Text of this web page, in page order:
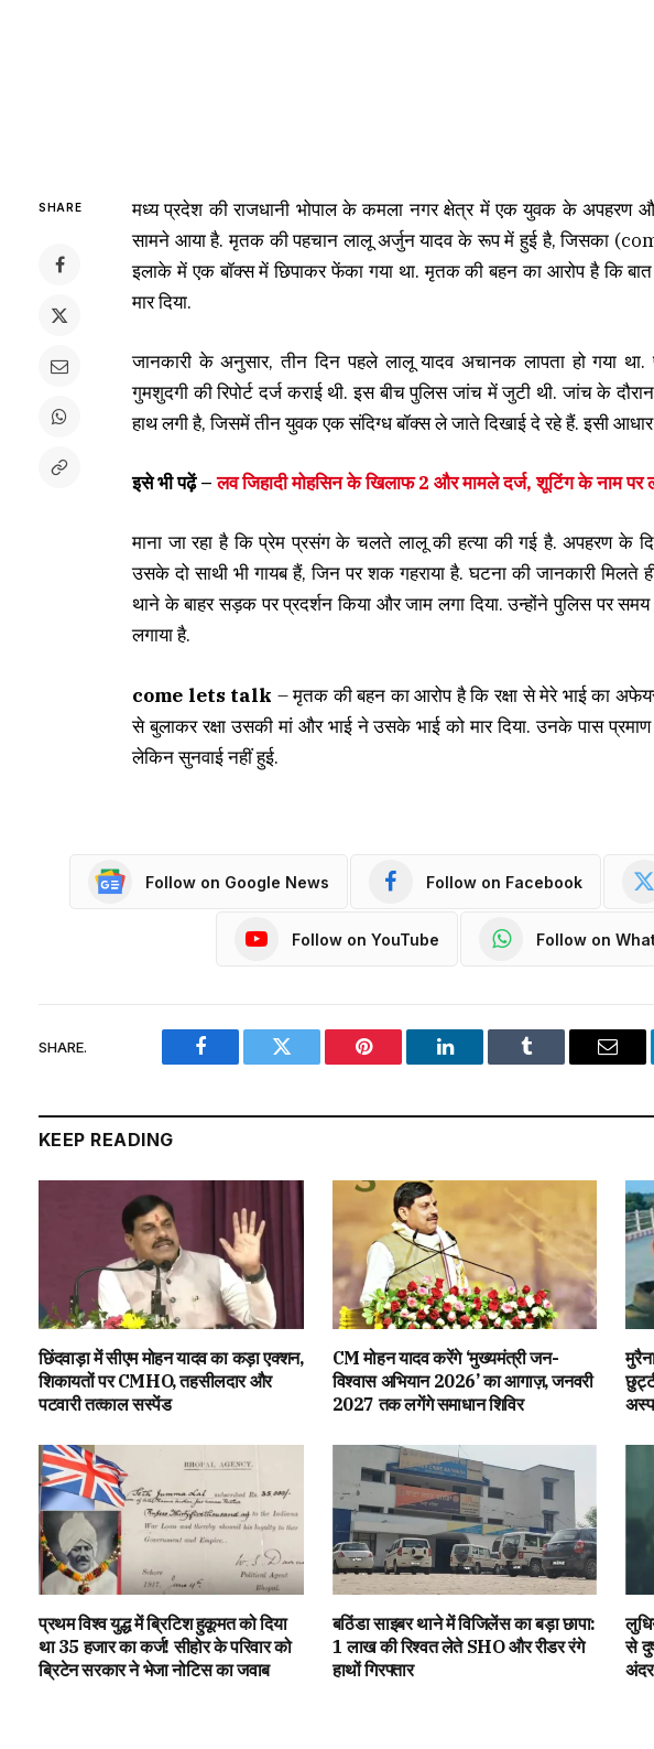
SHARE
मध्य प्रदेश की राजधानी भोपाल के कमला नगर क्षेत्र में एक युवक के अपहरण और
सामने आया है. मृतक की पहचान लालू अर्जुन यादव के रूप में हुई है, जिसका
इलाके में एक बॉक्स में छिपाकर फेंका गया था. मृतक की बहन का आरोप है कि
मार दिया.
जानकारी के अनुसार, तीन दिन पहले लालू यादव अचानक लापता हो गया
गुमशुदगी की रिपोर्ट दर्ज कराई थी. इस बीच पुलिस जांच में जुटी थी. जांच के
हाथ लगी है, जिसमें तीन युवक एक संदिग्ध बॉक्स ले जाते दिखाई दे रहे हैं. इसी
इसे भी पढ़ें –लव जिहादी मोहसिन के खिलाफ 2 और मामले दर्ज, शूटिंग के नाम पर
माना जा रहा है कि प्रेम प्रसंग के चलते लालू की हत्या की गई है. अपहरण के
उसके दो साथी भी गायब हैं, जिन पर शक गहराया है. घटना की जानकारी मिलते
थाने के बाहर सड़क पर प्रदर्शन किया और जाम लगा दिया. उन्होंने पुलिस पर
लगाया है.
come lets talk – मृतक की बहन का आरोप है कि रक्षा से मेरे भाई का
से बुलाकर रक्षा उसकी मां और भाई ने उसके भाई को मार दिया. उनके पास
लेकिन सुनवाई नहीं हुई.
Follow on Google News Follow on Facebook
Follow on YouTube Follow on
SHARE.
Facebook Twitter Pinterest LinkedIn Tumblr Email
KEEP READING
छिंदवाड़ा में सीएम मोहन यादव का कड़ा एक्शन,
शिकायतों पर CMHO, तहसीलदार और
पटवारी तत्काल सस्पेंड
CM मोहन यादव करेंगे ‘मुख्यमंत्री जन-
विश्वास अभियान 2026’ का आगाज़, जनवरी
2027 तक लगेंगे समाधान शिविर
प्रथम विश्व युद्ध में ब्रिटिश हुकूमत को दिया
था ₹35 हजार का कर्ज! सीहोर के परिवार को
ब्रिटेन सरकार ने भेजा नोटिस का जवाब
बठिंडा साइबर थाने में विजिलेंस का बड़ा छापा:
1 लाख की रिश्वत लेते SHO और रीडर रंगे
हाथों गिरफ्तार
से